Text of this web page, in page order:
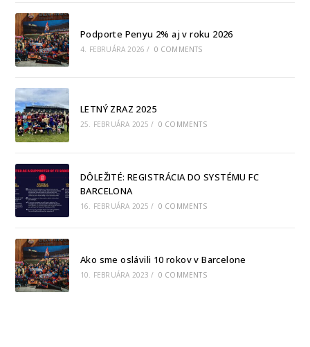
Podporte Penyu 2% aj v roku 2026
4. FEBRUÁRA 2026 / 0 COMMENTS
LETNÝ ZRAZ 2025
25. FEBRUÁRA 2025 / 0 COMMENTS
DÔLEŽITÉ: REGISTRÁCIA DO SYSTÉMU FC
BARCELONA
16. FEBRUÁRA 2025 / 0 COMMENTS
Ako sme oslávili 10 rokov v Barcelone
10. FEBRUÁRA 2023 / 0 COMMENTS